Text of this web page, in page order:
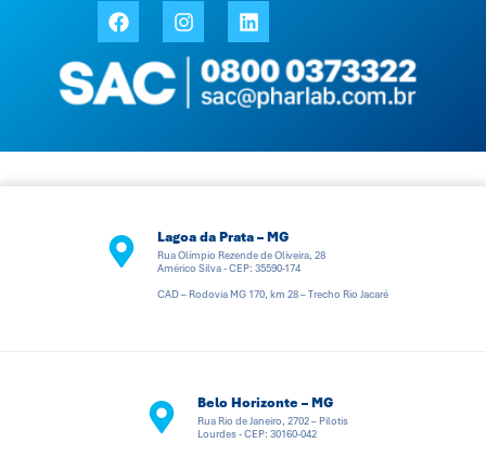
Lagoa da Prata – MG
Rua Olímpio Rezende de Oliveira, 28
Américo Silva - CEP: 35590-174
CAD – Rodovia MG 170, km 28 – Trecho Rio Jacaré
Belo Horizonte – MG
Rua Rio de Janeiro, 2702 – Pilotis
Lourdes - CEP: 30160-042